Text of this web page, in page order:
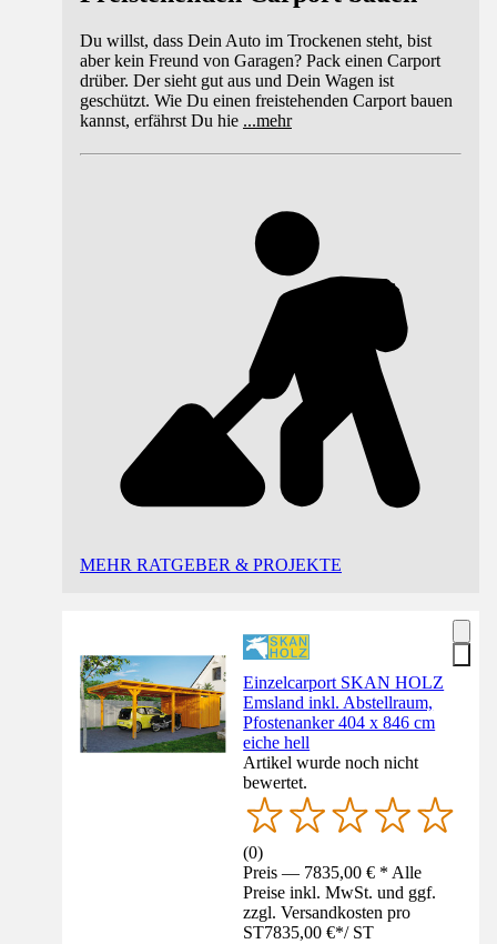
Du willst, dass Dein Auto im Trockenen steht, bist
aber kein Freund von Garagen? Pack einen Carport
drüber. Der sieht gut aus und Dein Wagen ist
geschützt. Wie Du einen freistehenden Carport bauen
kannst, erfährst Du hie ...mehr
MEHR RATGEBER & PROJEKTE
Einzelcarport SKAN HOLZ
Emsland inkl. Abstellraum,
Pfostenanker 404 x 846 cm
eiche hell
Artikel wurde noch nicht
bewertet.
(0)
Preis — 7835,00 € * Alle
Preise inkl. MwSt. und ggf.
zzgl. Versandkosten pro
ST7835,00 €*/ ST